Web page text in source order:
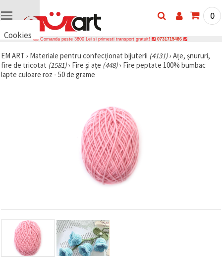
Cookies
vrem să vă
oferim
câteva
cookie -uri.
vizitele.
Puteți fi de
acord să
utilizați
toate
0
Comanda peste 3800 Lei si primesti transport gratuit! 0731715486
EM ART › Materiale pentru confecționat bijuterii (4131)› Ațe, șnururi,
fire de tricotat (1581)› Fire și ațe (448)› Fire peptate 100% bumbac
lapte culoare roz - 50 de grame